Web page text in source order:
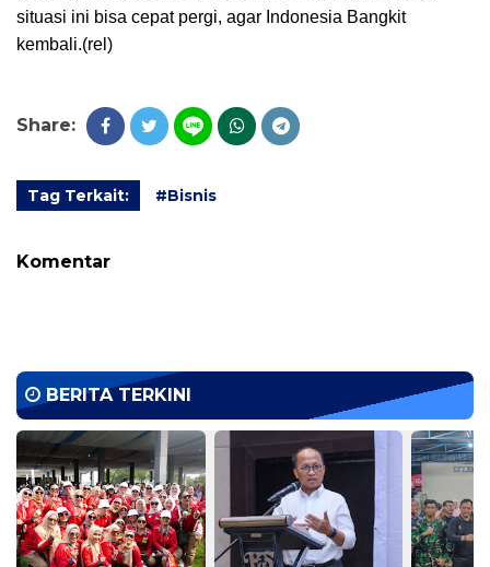
situasi ini bisa cepat pergi, agar Indonesia Bangkit
kembali.(rel)
Share:
Tag Terkait: #Bisnis
Komentar
BERITA TERKINI